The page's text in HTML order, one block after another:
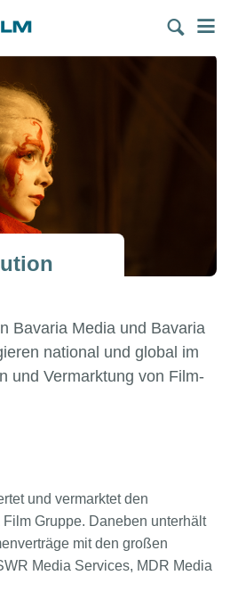
Bavaria Media und Bavaria
national und global im
und Vermarktung von Film-
und vermarktet den
Gruppe. Daneben unterhält
mit den großen
Media Services, MDR Media